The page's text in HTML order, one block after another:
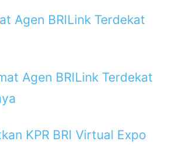
Agen BRILink Terdekat
Agen BRILink Terdekat
KPR BRI Virtual Expo